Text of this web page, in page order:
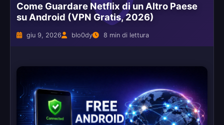
Come Guardare Netflix di un Altro Paese
su Android (VPN Gratis, 2026)
giu 9, 2026 blo0dy 8 min di lettura